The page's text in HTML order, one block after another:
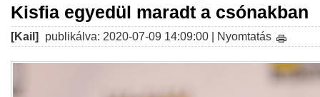
Kisfia egyedül maradt a csónakban
[Kail] publikálva: 2020-07-09 14:09:00 | Nyomtatás